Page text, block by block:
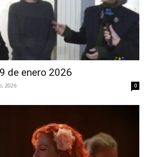
de enero 2026
2026 0